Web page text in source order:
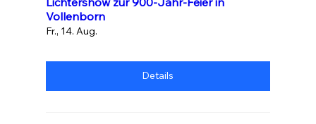
Vollenborn
Fr., 14. Aug.
Details